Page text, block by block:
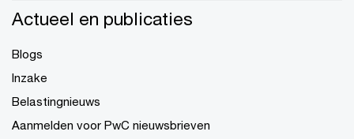
Actueel en publicaties
Blogs
Inzake
Belastingnieuws
Aanmelden voor PwC nieuwsbrieven